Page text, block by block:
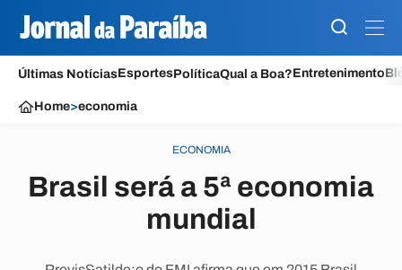
Últimas NotíciasEsportesPolíticaQual a Boa?Entretenimento
Home>economia
ECONOMIA
Brasil será a 5ª economia
mundial